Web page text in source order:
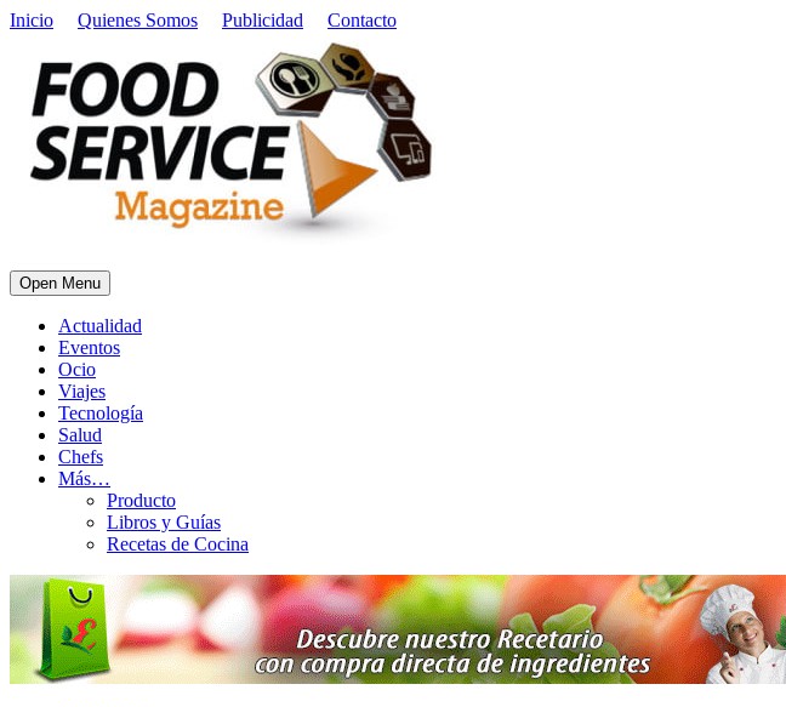
Inicio Quienes Somos Publicidad Contacto
Open Menu
Actualidad
Eventos
Ocio
Viajes
Tecnología
Salud
Chefs
Más…
Producto
Libros y Guías
Recetas de Cocina